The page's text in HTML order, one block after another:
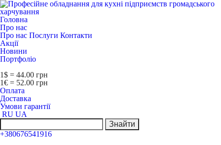
Головна
Про нас
Про нас Послуги Контакти
Акції
Новини
Портфоліо
1$ = 44.00 грн
1€ = 52.00 грн
Оплата
Доставка
Умови гарантії
RU UA
Знайти
+380676541916